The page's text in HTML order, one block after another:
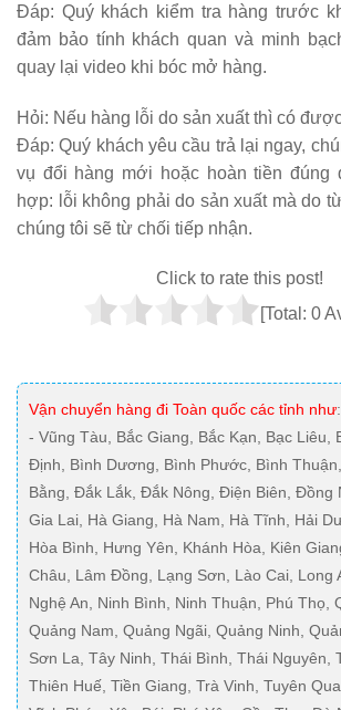
Đáp: Quý khách kiểm tra hàng trước
đảm bảo tính khách quan và minh
quay lại video khi bóc mở hàng.
Hỏi: Nếu hàng lỗi do sản xuất thì có
Đáp: Quý khách yêu cầu trả lại ngay,
vụ đổi hàng mới hoặc hoàn tiền đúng
hợp: lỗi không phải do sản xuất mà do
chúng tôi sẽ từ chối tiếp nhận.
Click to rate this post!
[Total: 0
Vận chuyển hàng đi Toàn quốc các tỉnh như
- Vũng Tàu, Bắc Giang, Bắc Kạn, Bạc Liêu,
Định, Bình Dương, Bình Phước, Bình
Bằng, Đắk Lắk, Đắk Nông, Điện Biên, Đồng
Gia Lai, Hà Giang, Hà Nam, Hà Tĩnh, Hải
Hòa Bình, Hưng Yên, Khánh Hòa, Kiên
Châu, Lâm Đồng, Lạng Sơn, Lào Cai, Long
Nghệ An, Ninh Bình, Ninh Thuận, Phú Thọ,
Quảng Nam, Quảng Ngãi, Quảng Ninh,
Sơn La, Tây Ninh, Thái Bình, Thái Nguyên,
Thiên Huế, Tiền Giang, Trà Vinh, Tuyên